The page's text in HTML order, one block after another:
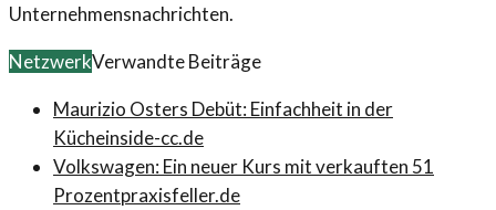
Unternehmensnachrichten.
NetzwerkVerwandte Beiträge
Maurizio Osters Debüt: Einfachheit in der
Kücheinside-cc.de
Volkswagen: Ein neuer Kurs mit verkauften 51
Prozentpraxisfeller.de